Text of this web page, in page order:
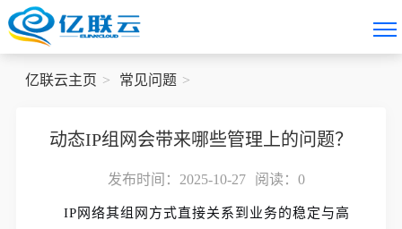
亿联云主页 常见问题
动态IP组网会带来哪些管理上的问题？
发布时间：2025-10-27 阅读： 0
IP网络其组网方式直接关系到业务的稳定与高